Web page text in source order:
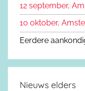
12 september,
10 oktober,
Eerdere
Nieuws elders